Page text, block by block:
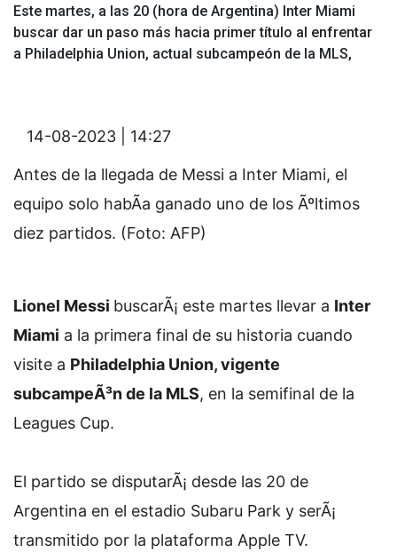
Este martes, a las 20 (hora de Argentina) Inter Miami
buscar dar un paso más hacia primer título al enfrentar
a Philadelphia Union, actual subcampeón de la MLS,
14-08-2023 | 14:27
Antes de la llegada de Messi a Inter Miami, el
equipo solo habÃ­a ganado uno de los Ãºltimos
diez partidos. (Foto: AFP)
Lionel Messi buscarÃ¡ este martes llevar a Inter
Miami a la primera final de su historia cuando
visite a Philadelphia Union, vigente
subcampeÃ³n de la MLS, en la semifinal de la
Leagues Cup.
El partido se disputarÃ¡ desde las 20 de
Argentina en el estadio Subaru Park y serÃ¡
transmitido por la plataforma Apple TV.